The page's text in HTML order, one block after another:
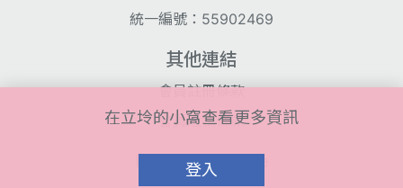
統一編號：55902469
其他連結
會員註冊條款
會員隱私條款
Line@ QR Code
在立坽的小窩查看更多資訊
登入